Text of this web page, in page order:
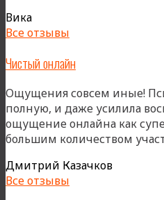
Вика
Все отзывы
Чистый онлайн
Ощущения совсем иные!
полную, и даже усилила
ощущение онлайна как
большим количеством
Дмитрий Казачков
Все отзывы